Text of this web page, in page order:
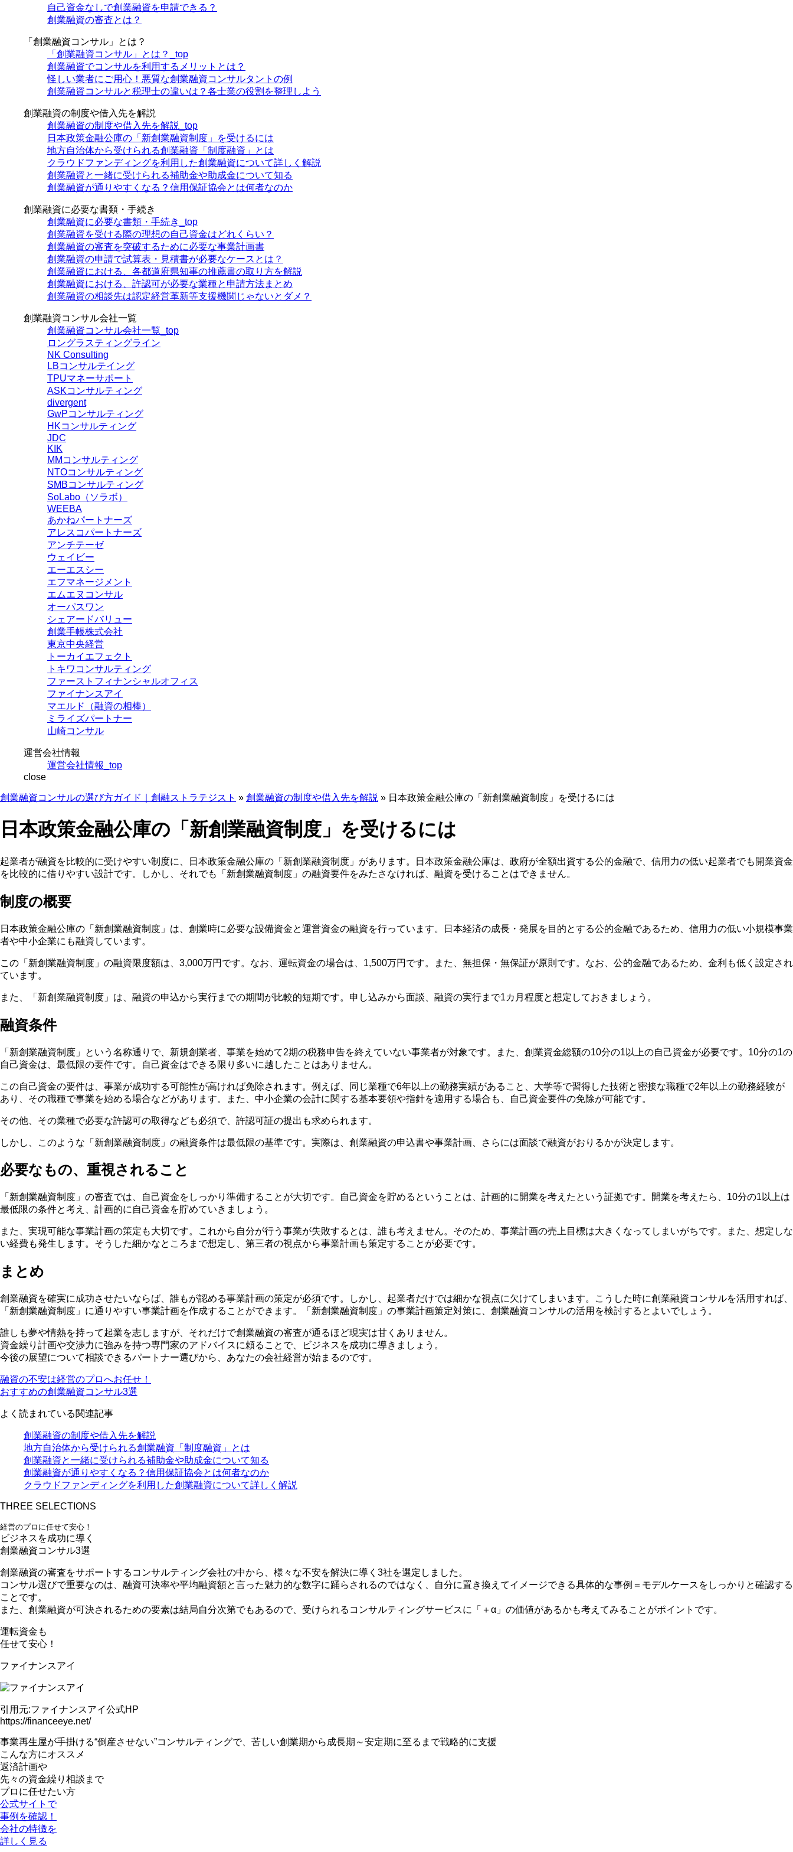
自己資金なしで創業融資を申請できる？
創業融資の審査とは？
「創業融資コンサル」とは？
「創業融資コンサル」とは？_top
創業融資でコンサルを利用するメリットとは？
怪しい業者にご用心！悪質な創業融資コンサルタントの例
創業融資コンサルと税理士の違いは？各士業の役割を整理しよう
創業融資の制度や借入先を解説
創業融資の制度や借入先を解説_top
日本政策金融公庫の「新創業融資制度」を受けるには
地方自治体から受けられる創業融資「制度融資」とは
クラウドファンディングを利用した創業融資について詳しく解説
創業融資と一緒に受けられる補助金や助成金について知る
創業融資が通りやすくなる？信用保証協会とは何者なのか
創業融資に必要な書類・手続き
創業融資に必要な書類・手続き_top
創業融資を受ける際の理想の自己資金はどれくらい？
創業融資の審査を突破するために必要な事業計画書
創業融資の申請で試算表・見積書が必要なケースとは？
創業融資における、各都道府県知事の推薦書の取り方を解説
創業融資における、許認可が必要な業種と申請方法まとめ
創業融資の相談先は認定経営革新等支援機関じゃないとダメ？
創業融資コンサル会社一覧
創業融資コンサル会社一覧_top
ロングラスティングライン
NK Consulting
LBコンサルテイング
TPUマネーサポート
ASKコンサルティング
divergent
GwPコンサルティング
HKコンサルティング
JDC
KIK
MMコンサルティング
NTOコンサルティング
SMBコンサルティング
SoLabo（ソラボ）
WEEBA
あかねパートナーズ
アレスコパートナーズ
アンチテーゼ
ウェイビー
エーエスシー
エフマネージメント
エムエヌコンサル
オーパスワン
シェアードバリュー
創業手帳株式会社
東京中央経営
トーカイエフェクト
トキワコンサルティング
ファーストフィナンシャルオフィス
ファイナンスアイ
マエルド（融資の相棒）
ミライズパートナー
山崎コンサル
運営会社情報
運営会社情報_top
close
創業融資コンサルの選び方ガイド｜創融ストラテジスト » 創業融資の制度や借入先を解説 » 日本政策金融公庫の「新創業融資制度」を受けるには
日本政策金融公庫の「新創業融資制度」を受けるには
起業者が融資を比較的に受けやすい制度に、日本政策金融公庫の「新創業融資制度」があります。日本政策金融公庫は、政府が全額出資する公的金融で、 信用力の低い起業者でも開業資金
を比較的に借りやすい設計です。しかし、それでも「新創業融資制度」の融資要件をみたさなければ、融資を受けることはできません。
制度の概要
日本政策金融公庫の「新創業融資制度」は、創業時に必要な設備資金と運営資金の融資を行っています。 日本経済の成長・発展を目的とする公的金融であるため、 信用力の低い小規模事業
者や中小企業にも融資 しています。
この「新創業融資制度」の融資限度額は、3,000万円 です。なお、 運転資金の場合は、1,500万円 です。また、 無担保・無保証が原則 です。なお、公的金融であるため、 金利も低く設定され
ています。
また、「新創業融資制度」は、 融資の申込から実行までの期間が比較的短期です。申し込みから面談、融資の実行まで1カ月程度と想定しておきましょう。
融資条件
「新創業融資制度」という名称通りで、新規創業者、事業を始めて2期の税務申告を終えていない事業者が対象です。また、 創業資金総額の10分の1以上の自己資金が必要です。10分の1の
自己資金は、最低限の要件です。自己資金はできる限り多いに越したことはありません。
この自己資金の要件は、事業が成功する可能性が高ければ免除されます。例えば、同じ業種で6年以上の勤務実績があること、大学等で習得した技術と密接な職種で2年以上の勤務経験が
あり、その職種で事業を始める場合などがあります。また、中小企業の会計に関する基本要領や指針を適用する場合も、自己資金要件の免除が可能です。
その他、その業種で必要な許認可の取得なども必須で、 許認可証の提出も求められます。
しかし、このような「新創業融資制度」の融資条件は最低限の基準です。実際は、創業融資の申込書や事業計画、さらには面談で融資がおりるかが決定します。
必要なもの、重視されること
「新創業融資制度」の審査では、自己資金をしっかり準備することが大切です。自己資金を貯めるということは、計画的に開業を考えたという証拠です。開業を考えたら、10分の1以上は
最低限の条件と考え、計画的に自己資金を貯めていきましょう。
また、実現可能な事業計画の策定も大切です。これから自分が行う事業が失敗するとは、誰も考えません。そのため、 事業計画の売上目標は大きくなってしまいがちです。また、想定しな
い経費も発生します。そうした細かなところまで想定し、 第三者の視点から事業計画も策定することが必要です。
まとめ
創業融資を確実に成功させたいならば、誰もが認める事業計画の策定が必須です。しかし、起業者だけでは細かな視点に欠けてしまいます。こうした時に創業融資コンサルを活用すれば、
「新創業融資制度」に通りやすい事業計画を作成することができます。
「新創業融資制度」の事業計画策定対策に、創業融資コンサルの活用を検討するとよいでしょう。
誰しも夢や情熱を持って起業を志しますが、それだけで創業融資の審査が通るほど現実は甘くありません。
資金繰り計画や交渉力に強みを持つ専門家のアドバイスに頼る ことで、ビジネスを成功に導きましょう。
今後の展望について相談できるパートナー選びから、あなたの会社経営が始まるのです。
融資の不安は経営のプロへお任せ！
おすすめの創業融資コンサル3選
よく読まれている関連記事
創業融資の制度や借入先を解説
地方自治体から受けられる創業融資「制度融資」とは
創業融資と一緒に受けられる補助金や助成金について知る
創業融資が通りやすくなる？信用保証協会とは何者なのか
クラウドファンディングを利用した創業融資について詳しく解説
THREE SELECTIONS
経営のプロに任せて安心！
ビジネスを成功に導く
創業融資コンサル3選
創業融資の審査をサポートするコンサルティング会社の中から、様々な不安を解決に導く3社を選定しました。
コンサル選びで重要なのは、融資可決率や平均融資額と言った魅力的な数字に踊らされるのではなく、自分に置き換えてイメージできる具体的な事例＝モデルケースをしっかりと確認する
こと です。
また、創業融資が可決されるための要素は結局自分次第でもあるので、 受けられるコンサルティングサービスに「＋α」の価値があるかも考えてみることがポイントです。
運転資金も
任せて安心！
ファイナンスアイ
引用元:ファイナンスアイ公式HP
https://financeeye.net/
事業再生屋が手掛ける“倒産させない”コンサルティングで、苦しい創業期から成長期～安定期に至るまで戦略的に支援
こんな方にオススメ
返済計画や
先々の資金繰り相談まで
プロに任せたい方
公式サイトで
事例を確認！
会社の特徴を
詳しく見る